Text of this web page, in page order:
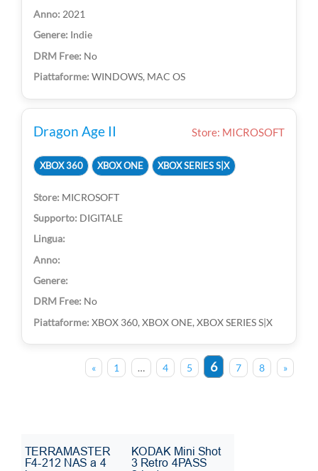
2021
Indie
No
WINDOWS, MAC OS
Dragon Age II Store: MICROSOFT
XBOX 360 XBOX ONE XBOX SERIES S|X
MICROSOFT
DIGITALE
No
XBOX 360, XBOX ONE, XBOX SERIES S|X
« 1 … 4 5 6 7 8 »